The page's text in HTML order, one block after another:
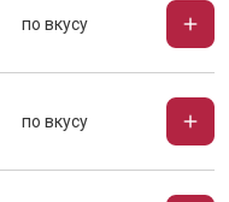
по вкусу
по вкусу